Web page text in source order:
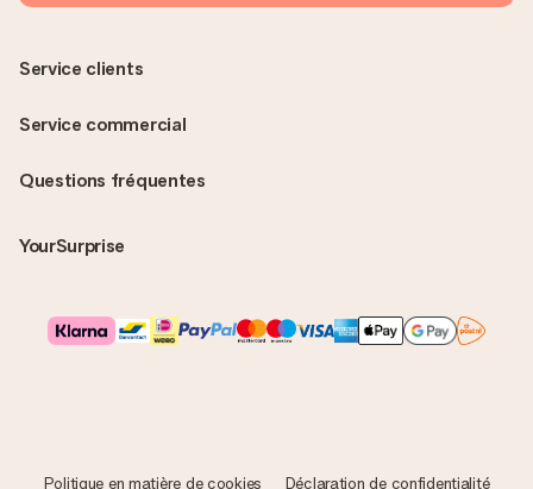
Questions fréquentes
YourSurprise
Service clients
Service commercial
Politique en matière de cookies
Déclaration de confidentialité